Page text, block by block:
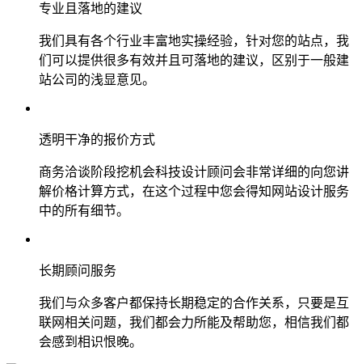
专业且落地的建议
我们具有各个行业丰富地实操经验，针对您的站点，我
们可以提供很多有效并且可落地的建议，区别于一般建
站公司的浅显意见。
透明干净的报价方式
商务洽谈阶段挖机会科技设计顾问会非常详细的向您讲
解价格计算方式，在这个过程中您会得知网站设计服务
中的所有细节。
长期顾问服务
我们与众多客户都保持长期稳定的合作关系，只要是互
联网相关问题，我们都会力所能及帮助您，相信我们都
会感到相识恨晚。